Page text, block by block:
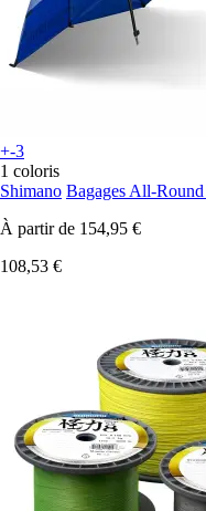
+-3
1 coloris
Shimano Bagages All-
À partir de 154,95 €
108,53 €